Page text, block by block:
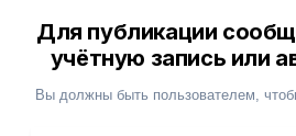
Для публикации
учётную запись или
Вы должны быть пользователем,